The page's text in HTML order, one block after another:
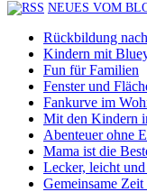
NEUES VOM
Rückbildung
Kindern mit
Fun für Familien
Fenster und
Fankurve im
Mit den Kindern
Abenteuer ohne
Mama ist die
Lecker, leicht und
Gemeinsame Zeit